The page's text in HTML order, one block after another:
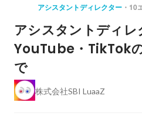
アシスタントディレクター 10
アシスタントディレ
YouTube・TikTok
で
株式会社SBI LuaaZ